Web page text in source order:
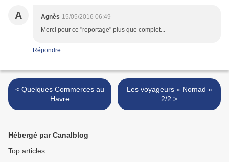
A Agnès 15/05/2016 06:49
Merci pour ce "reportage" plus que complet...
Répondre
< Quelques Commerces au
Havre
Les voyageurs « Nomad »
2/2 >
Hébergé par Canalblog
Top articles